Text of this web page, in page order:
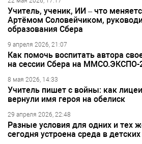
Учитель, ученик, ИИ – что
Артёмом Соловейчиком,
образования Сбера
9 апреля 2026, 21:07
Как помочь воспитать автора
на сессии Сбера на ММСО.ЭКСПО-
8 мая 2026, 14:33
Учитель пишет с войны: как
вернули имя героя на обелиск
29 апреля 2026, 22:48
Разные условия для одних и тех
сегодня устроена среда в